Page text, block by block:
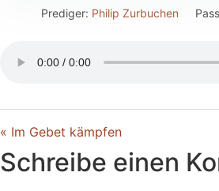
Prediger: Philip Zurbuchen
« Im Gebet kämpfen
Schreibe einen